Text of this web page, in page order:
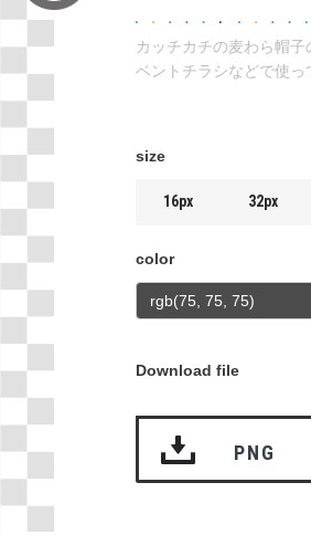
カッチカチの麦わら帽
ベントチラシなどで使っ
size
16px 32px
color
Download file
PNG